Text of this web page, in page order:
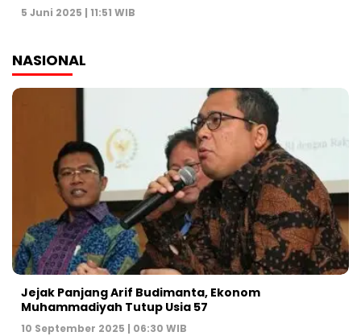
5 Juni 2025 | 11:51 WIB
NASIONAL
Jejak Panjang Arif Budimanta, Ekonom
Muhammadiyah Tutup Usia 57
10 September 2025 | 06:30 WIB